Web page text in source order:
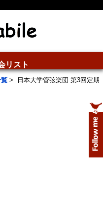
リスト
>
日本大学管弦楽団 第3回定期